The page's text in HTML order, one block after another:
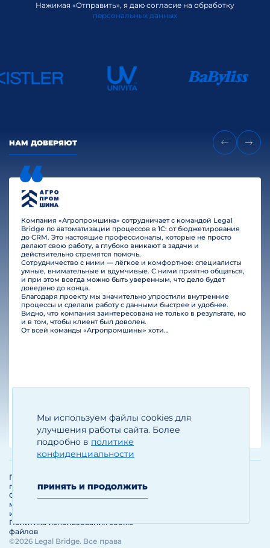
Мы используем файлы cookies для
улучшения работы сайта. Более
подробно в политике
конфиденциальности
ПРИНЯТЬ И ПРОДОЛЖИТЬ
Нажимая «Отправить», я даю согласие на обработку
персональных данных
НАМ ДОВЕРЯЮТ
Компания «Агропромшина» сотрудничает с командой Legal
Bridge по автоматизации процессов в 1С: от бюджетирования
до CRM. Это настоящие профессионалы, которые не просто
делают свою работу, а глубоко вникают в задачи и
действительно стремятся помочь.
Сотрудничество с ними — лёгкое и комфортное: специалисты
умные, внимательные и вдумчивые. С ними приятно общаться,
и при этом всегда можно быть уверенным, что дело будет
доведено до конца.
Благодаря проекту мы значительно упростили внутренние
процессы и сделали работу с данными быстрее и удобнее.
Видно, что компания заинтересована не только в результате, но
и в том, чтобы клиент был доволен.
От всей команды «Агропромшины» хотим поблагодарить специалистов Legal Bridge за отличную работу и человеческое отношение.…
Егизарян И.А.
Генеральный директор
©2026 Legal Bridge. Все права
Политика обработки и защиты
персональных данных
Политика использования cookie-
файлов
Соглашение об использовании
материалов и сервисов
интернет-сайта